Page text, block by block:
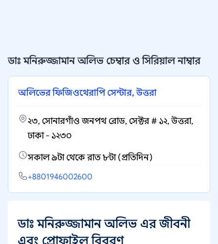
ডাঃ মনিরুজ্জামান অলিভ চেম্বার ও সিরিয়াল নাম্বার
অলিভের ফিজিওথেরাপি সেন্টার, উত্তরা
২৩, সোনারগাঁও জনপথ রোড, সেক্টর # ১২, উত্তরা,
ঢাকা - ১২৩০
সকাল ৯টা থেকে রাত ৮টা (প্রতিদিন)
+8801946002600
ডাঃ মনিরুজ্জামান অলিভ এর জীবনী
এবং প্রোফাইল বিবরণ